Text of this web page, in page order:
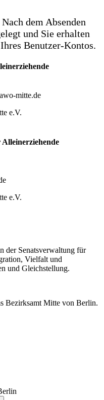
dem Absenden
und Sie erhalten
Benutzer-Kontos.
mitte.de
e.V.
e.V.
der Senatsverwaltung für
Vielfalt und
und Gleichstellung.
Bezirksamt Mitte von Berlin.